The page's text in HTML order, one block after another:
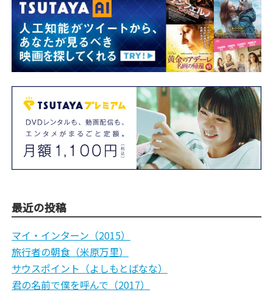
最近の投稿
マイ・インターン（2015）
旅行者の朝食（米原万里）
サウスポイント（よしもとばなな）
君の名前で僕を呼んで（2017）